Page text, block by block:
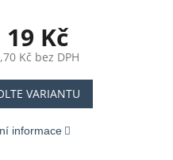
19 Kč
Kč bez DPH
VARIANTU
informace